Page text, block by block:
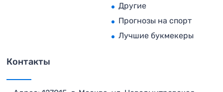
Другие
Прогнозы на спорт
Лучшие букмекеры
Контакты